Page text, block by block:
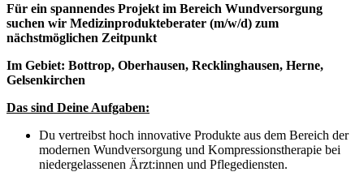
Für ein spannendes Projekt im Bereich Wundversorgung
suchen wir Medizinprodukteberater (m/w/d) zum
nächstmöglichen Zeitpunkt
Im Gebiet: Bottrop, Oberhausen, Recklinghausen, Herne,
Gelsenkirchen
Das sind Deine Aufgaben:
Du vertreibst hoch innovative Produkte aus dem Bereich der
modernen Wundversorgung und Kompressionstherapie bei
niedergelassenen Ärzt:innen und Pflegediensten.